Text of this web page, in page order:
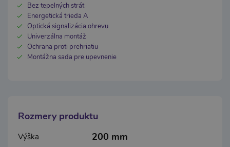
Bez tepelných strát
Energetická trieda A
Optická signalizácia ohrevu
Univerzálna montáž
Ochrana proti prehriatiu
Montážna sada pre upevnenie
Rozmery produktu
Výška 200 mm